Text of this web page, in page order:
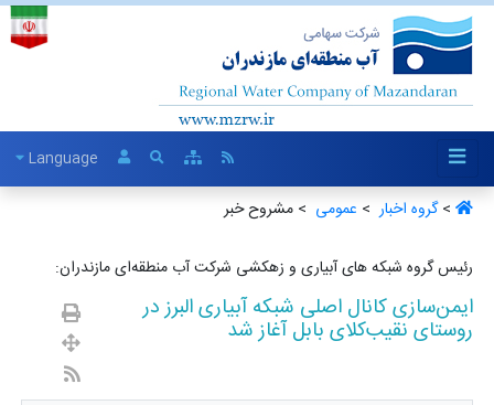
Language
>گروه اخبار ‏ > عمومی ‏ > مشروح خبر
رئیس گروه شبکه های آبیاری و زهکشی شرکت آب منطقه‌ای مازندران:
ایمن‌سازی کانال اصلی شبکه آبیاری البرز در
روستای نقیب‌کلای بابل آغاز شد